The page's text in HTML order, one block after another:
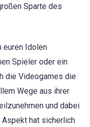
Sparte des
euren Idolen
Spieler oder ein
die Videogames die
Wege aus ihrer
und dabei
hat sicherlich